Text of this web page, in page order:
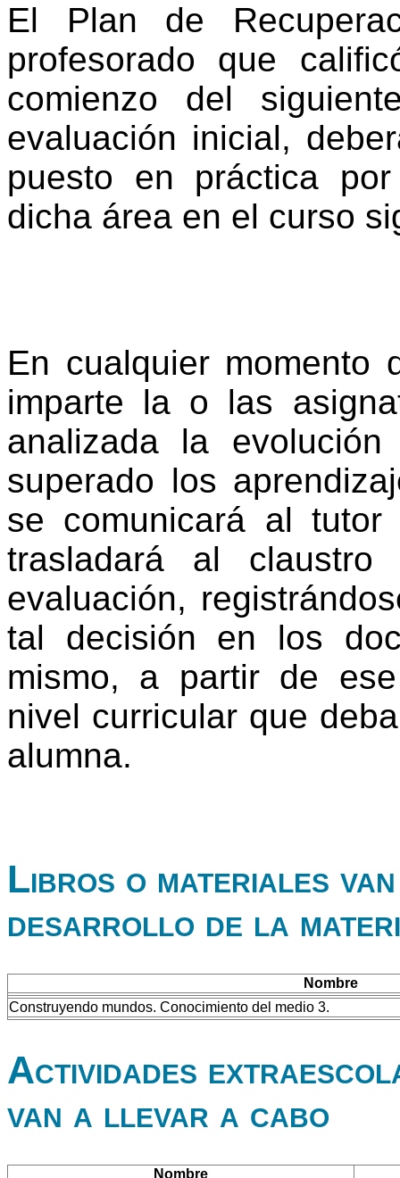
El Plan de
profesorado que
comienzo del
evaluación inicial,
puesto en práctica
dicha área en el curso
En cualquier momento
imparte la o las
analizada la
superado los
se comunicará al
trasladará al
evaluación,
tal decisión en los
mismo, a partir de
nivel curricular que
alumna.
Libros o materiales
desarrollo de la
Nombre
Construyendo mundos. Conocimiento del medio 3.
Actividades
van a llevar a cabo
Nombre